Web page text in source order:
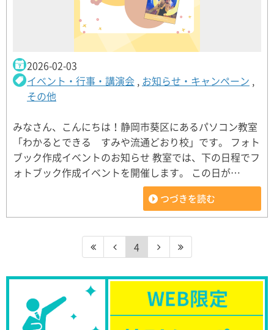
2026-02-03
イベント・行事・講演会 , お知らせ・キャンペーン ,
その他
みなさん、こんにちは！静岡市葵区にあるパソコン教室
「わかるとできる すみや流通どおり校」です。 フォト
ブック作成イベントのお知らせ 教室では、下の日程でフ
ォトブック作成イベントを開催します。 この日が…
つづきを読む
4